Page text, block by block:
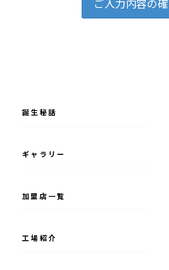
誕⽣秘話
ギャラリー
加盟店一覧
⼯場紹介